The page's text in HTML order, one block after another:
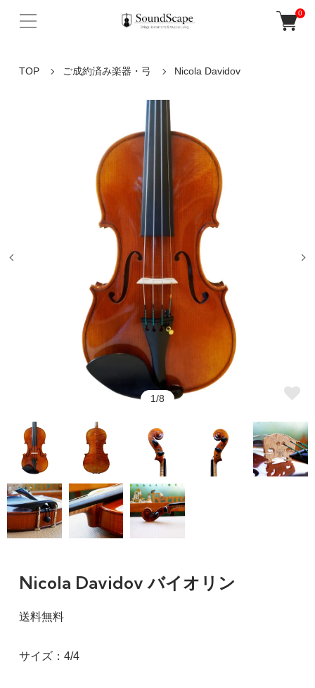
0
TOP ご成約済み楽器・弓 Nicola Davidov
1/8
Nicola Davidov バイオリン
送料無料
サイズ：4/4